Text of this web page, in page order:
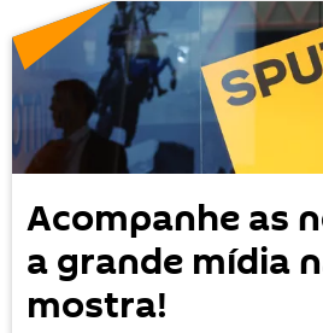
Acompanhe as
a grande mídia
mostra!